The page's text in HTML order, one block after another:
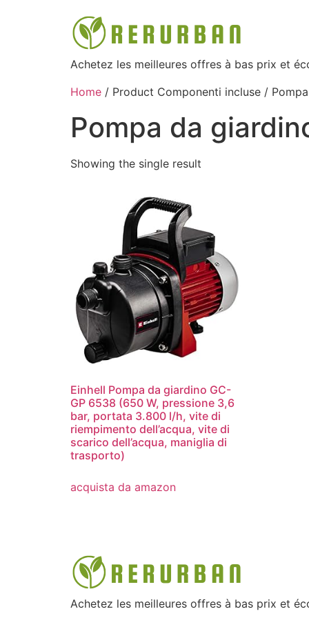
Achetez les meilleures offres à bas prix et
Home / Product Componenti incluse /
‎Pompa da
Showing the single result
Einhell Pompa da giardino GC-
GP 6538 (650 W, pressione 3,6
bar, portata 3.800 l/h, vite di
riempimento dell’acqua, vite di
scarico dell’acqua, maniglia di
trasporto)
acquista da amazon
Achetez les meilleures offres à bas prix et